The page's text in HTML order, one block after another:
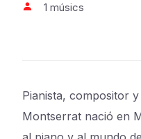
1 músics
Pianista, compositor
Montserrat nació en